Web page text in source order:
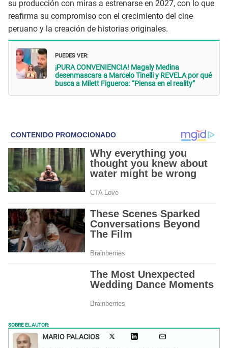
su producción con miras a estrenarse en 2027, con lo que
reafirma su compromiso con el crecimiento del cine
peruano y la creación de historias originales.
PUEDES VER:
¡PURA CONVENIENCIA! Magaly Medina
desenmascara a Marcelo Tinelli y REVELA por qué
busca a Milett Figueroa: “Piensa en el reality”
SOBRE EL AUTOR:
MARIO PALACIOS